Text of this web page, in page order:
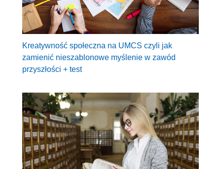
Kreatywność społeczna na UMCS czyli jak
zamienić nieszablonowe myślenie w zawód
przyszłości + test